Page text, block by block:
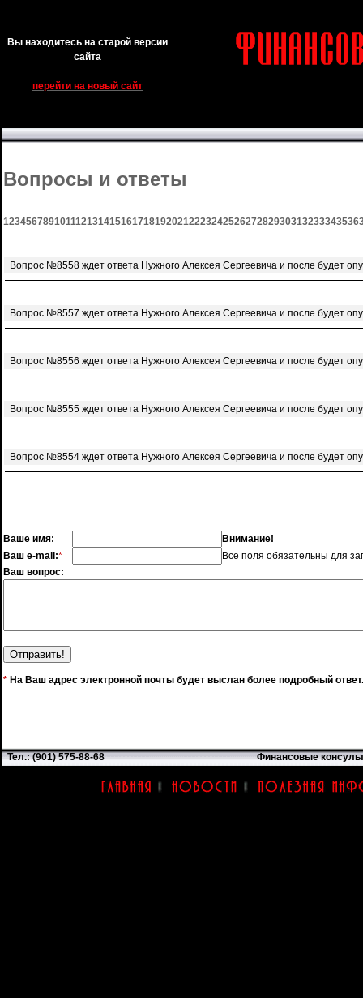
Вы находитесь на старой версии
сайта
перейти на новый сайт
Вопросы и ответы
123456789101112131415161718192021222324252627282930313233343536
Вопрос №8558 ждет ответа Нужного Алексея Сергеевича и после будет
Вопрос №8557 ждет ответа Нужного Алексея Сергеевича и после будет
Вопрос №8556 ждет ответа Нужного Алексея Сергеевича и после будет
Вопрос №8555 ждет ответа Нужного Алексея Сергеевича и после будет
Вопрос №8554 ждет ответа Нужного Алексея Сергеевича и после будет
Ваше имя:
Внимание!
Ваш e-mail:*
Все поля обязательны для
Ваш вопрос:
* На Ваш адрес электронной почты будет выслан более подробный ответ.
Тел.: (901) 575-88-68 Финансовые